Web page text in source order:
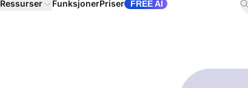
Ressurser FunksjonerPriser FREE AI